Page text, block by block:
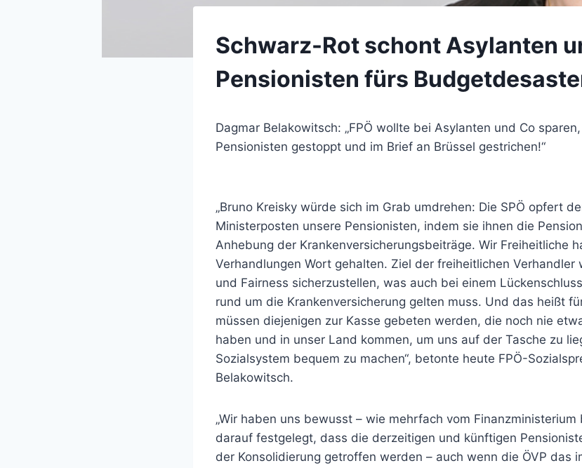
Schwarz-Rot schont Asylanten
Pensionisten fürs
Dagmar Belakowitsch: „FPÖ wollte bei Asylanten und Co
Pensionisten gestoppt und im Brief an Brüssel gestrichen!“
„Bruno Kreisky würde sich im Grab umdrehen: Die SPÖ opfert
Ministerposten unsere Pensionisten, indem sie ihnen die
Anhebung der Krankenversicherungsbeiträge. Wir Freiheitliche
Verhandlungen Wort gehalten. Ziel der freiheitlichen Verhandler
und Fairness sicherzustellen, was auch bei einem
rund um die Krankenversicherung gelten muss. Und das heißt
müssen diejenigen zur Kasse gebeten werden, die noch nie
haben und in unser Land kommen, um uns auf der Tasche zu
Sozialsystem bequem zu machen“, betonte heute FPÖ-
Belakowitsch.
„Wir haben uns bewusst – wie mehrfach vom
darauf festgelegt, dass die derzeitigen und künftigen
der Konsolidierung getroffen werden – auch wenn die ÖVP das